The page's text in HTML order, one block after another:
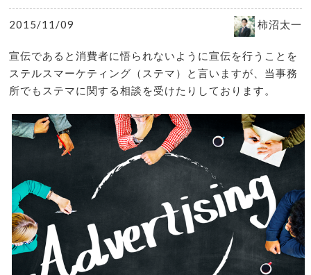
2015/11/09 柿沼太一
宣伝であると消費者に悟られないように宣伝を行うことを
ステルスマーケティング（ステマ）と言いますが、当事務
所でもステマに関する相談を受けたりしております。